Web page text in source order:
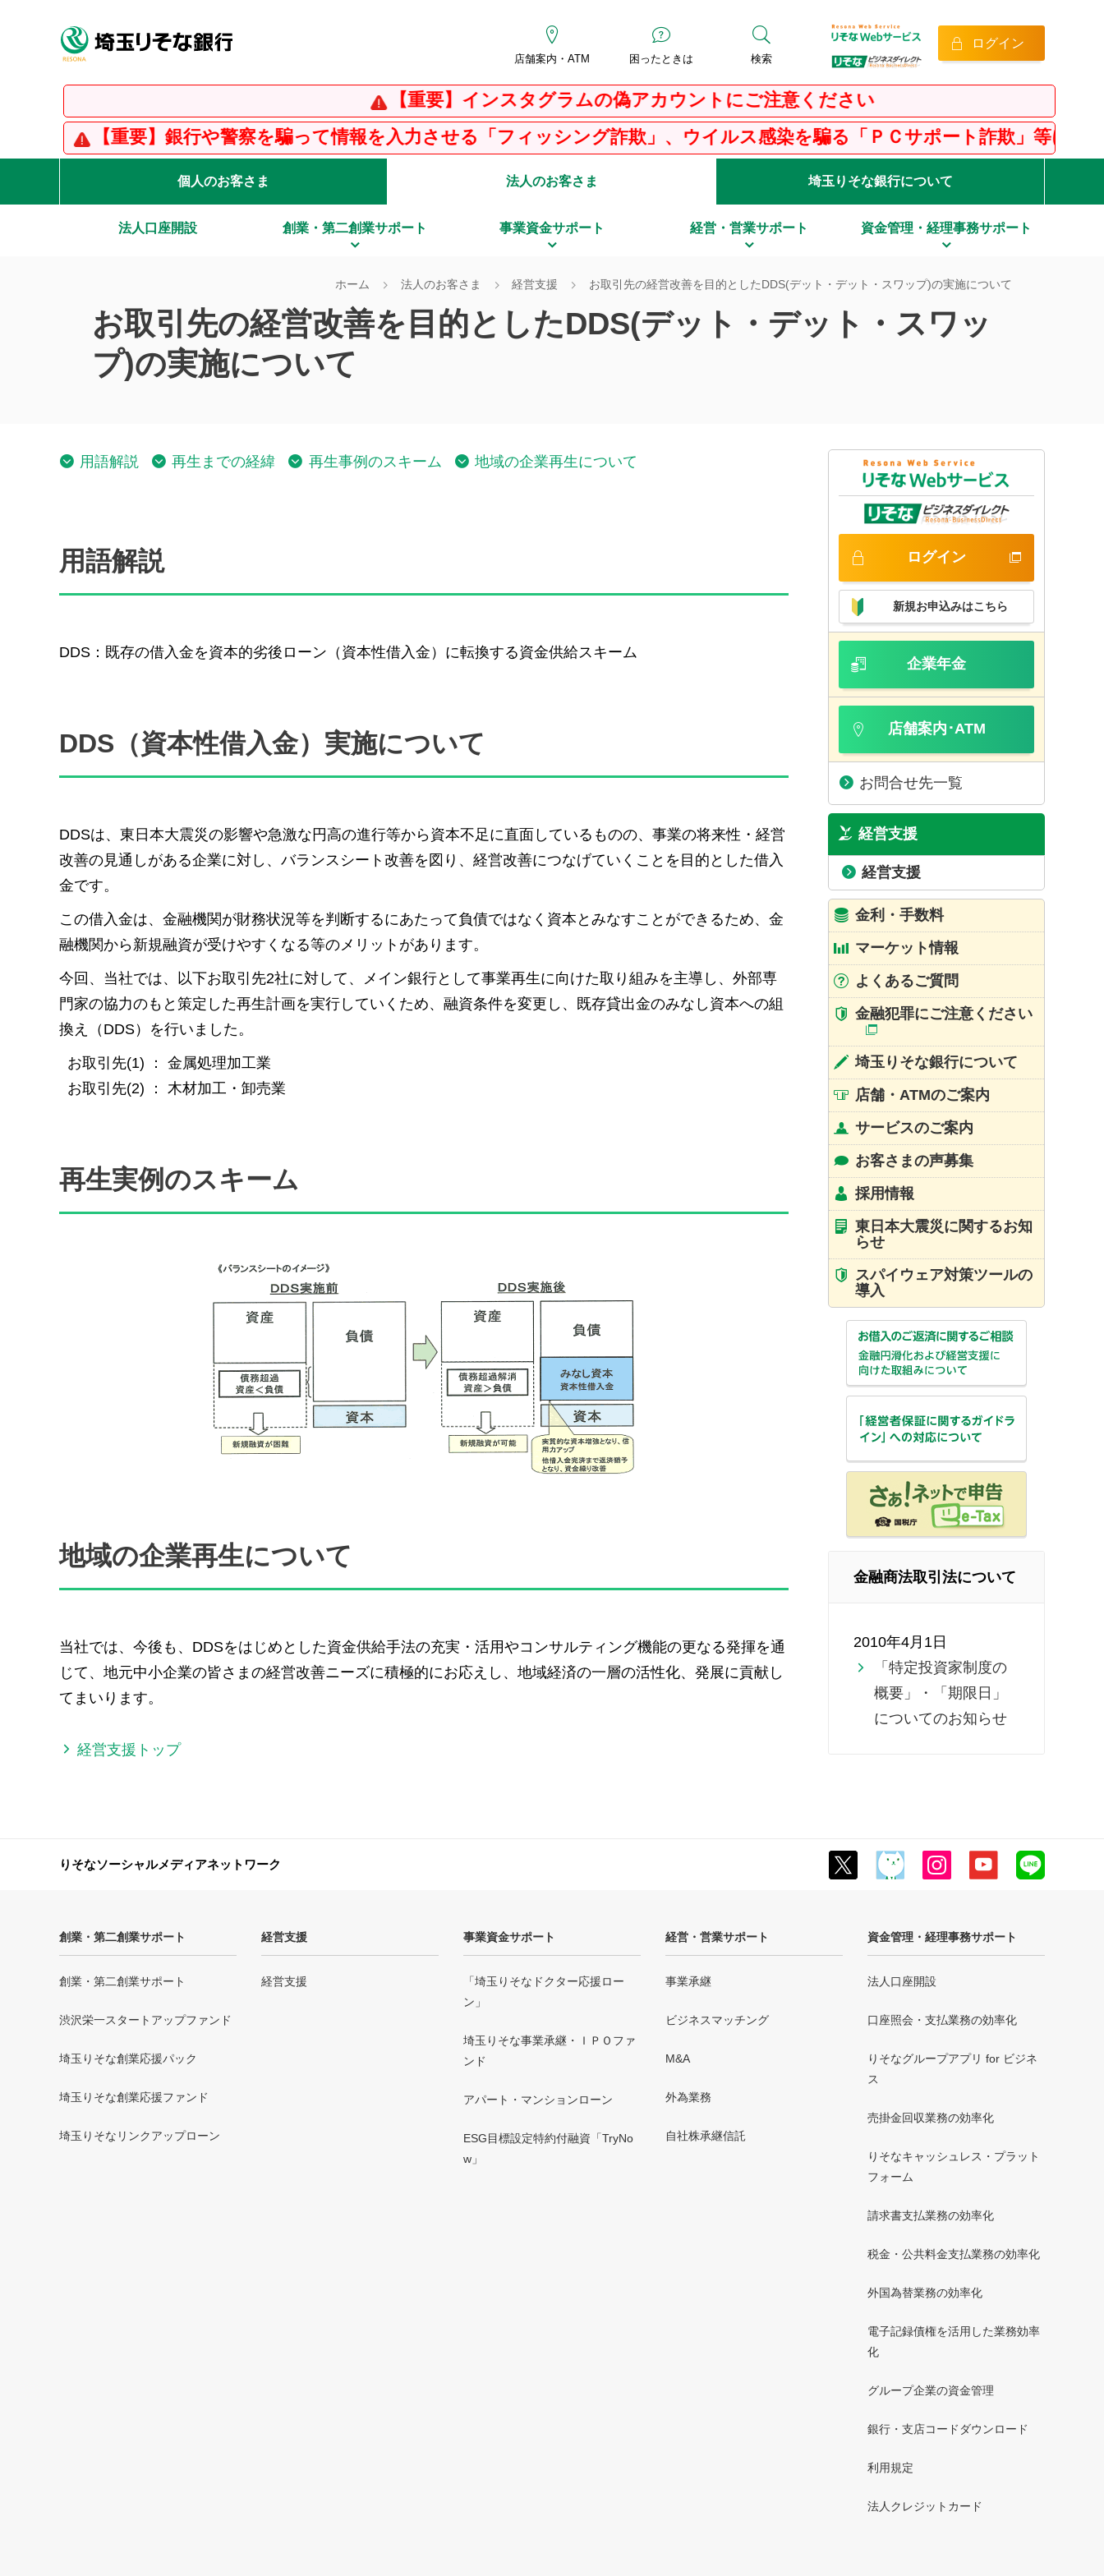
店舗案内・ATM 困ったときは 検索
ログイン
【重要】インスタグラムの偽アカウントにご注意ください
【重要】銀行や警察を騙って情報を入力させる「フィッシング詐欺」、ウイルス感染を騙る「ＰＣサポート詐欺」等にご注意くださ
個人のお客さま 法人のお客さま 埼玉りそな銀行について
法人口座開設 創業・第二創業サポート 事業資金サポート 経営・営業サポート 資金管理・経理事務サポート
ホーム 法人のお客さま 経営支援 お取引先の経営改善を目的としたDDS(デット・デット・スワップ)の実施について
お取引先の経営改善を目的としたDDS(デット・デット・スワッ
プ)の実施について
用語解説 再生までの経緯 再生事例のスキーム 地域の企業再生について
用語解説
DDS：既存の借入金を資本的劣後ローン（資本性借入金）に転換する資金供給スキーム
DDS（資本性借入金）実施について
DDSは、東日本大震災の影響や急激な円高の進行等から資本不足に直面しているものの、事業の将来性・経営
改善の見通しがある企業に対し、バランスシート改善を図り、経営改善につなげていくことを目的とした借入
金です。
この借入金は、金融機関が財務状況等を判断するにあたって負債ではなく資本とみなすことができるため、金
融機関から新規融資が受けやすくなる等のメリットがあります。
今回、当社では、以下お取引先2社に対して、メイン銀行として事業再生に向けた取り組みを主導し、外部専
門家の協力のもと策定した再生計画を実行していくため、融資条件を変更し、既存貸出金のみなし資本への組
換え（DDS）を行いました。
お取引先(1) ： 金属処理加工業
お取引先(2) ： 木材加工・卸売業
再生実例のスキーム
地域の企業再生について
当社では、今後も、DDSをはじめとした資金供給手法の充実・活用やコンサルティング機能の更なる発揮を通
じて、地元中小企業の皆さまの経営改善ニーズに積極的にお応えし、地域経済の一層の活性化、発展に貢献し
てまいります。
経営支援トップ
ログイン
新規お申込みはこちら
企業年金
店舗案内･ATM
お問合せ先一覧
経営支援
経営支援
金利・手数料
マーケット情報
よくあるご質問
金融犯罪にご注意ください
埼玉りそな銀行について
店舗・ATMのご案内
サービスのご案内
お客さまの声募集
採用情報
東日本大震災に関するお知
らせ
スパイウェア対策ツールの
導入
金融商法取引法について
2010年4月1日
「特定投資家制度の
概要」・「期限日」
についてのお知らせ
りそなソーシャルメディアネットワーク
創業・第二創業サポート
創業・第二創業サポート
渋沢栄一スタートアップファンド
埼玉りそな創業応援パック
埼玉りそな創業応援ファンド
埼玉りそなリンクアップローン
経営支援
経営支援
事業資金サポート
「埼玉りそなドクター応援ロー
ン」
埼玉りそな事業承継・ＩＰＯファ
ンド
アパート・マンションローン
ESG目標設定特約付融資「TryNo
w」
経営・営業サポート
事業承継
ビジネスマッチング
M&A
外為業務
自社株承継信託
資金管理・経理事務サポート
法人口座開設
口座照会・支払業務の効率化
りそなグループアプリ for ビジネ
ス
売掛金回収業務の効率化
りそなキャッシュレス・プラット
フォーム
請求書支払業務の効率化
税金・公共料金支払業務の効率化
外国為替業務の効率化
電子記録債権を活用した業務効率
化
グループ企業の資金管理
銀行・支店コードダウンロード
利用規定
法人クレジットカード